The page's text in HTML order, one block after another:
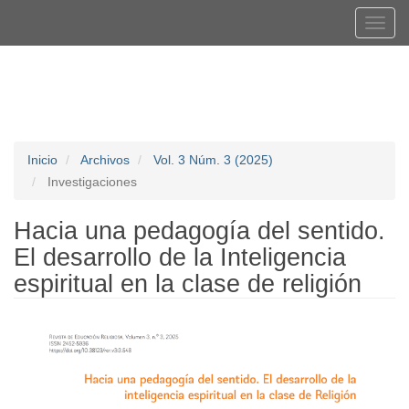
Inicio Archivos
Vol. 3 Núm. 3 (2025)
Investigaciones
Hacia una pedagogía del sentido.
El desarrollo de la Inteligencia
espiritual en la clase de religión
Barra
lateral